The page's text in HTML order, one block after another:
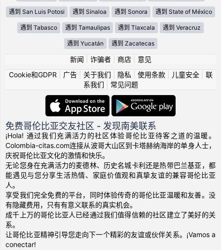
遇到 San Luis Potosi 遇到 Sinaloa 遇到 Sonora 遇到 State of México
遇到 Tabasco 遇到 Tamaulipas 遇到 Tlaxcala 遇到 Veracruz
遇到 Yucatán 遇到 Zacatecas
新闻 诈骗者| 商店| 意见
Cookie和GDPR
广告| 关于我们 隐私 使用条款| 儿童安全| 联
系我们
常见问题
免费哥伦比亚交友社区 - 发现南美联系
¡Hola! 通过我们充满活力的社区体验哥伦比亚待客之道的温暖。
Colombia-citas.com连接从波哥大山区到卡塔赫纳海岸的单身人士，
庆祝哥伦比亚文化的激情和快乐。
无论您身在充满活力的麦德林、历史名城卡利还是热带巴兰基亚，都
能遇见与您分享生活热情、家庭价值观和真挚友谊的兼容哥伦比亚
人。
享受我们完全免费的平台，同时体验传奇的哥伦比亚温暖和友善。没
有隐藏费用，只有有意义联系的真实机会。
成千上万的哥伦比亚人已经通过我们值得信赖的社区建立了美好的关
系。
让哥伦比亚精神引导您走向下一个精彩的友谊或伙伴关系。¡Vamos a
conectar!